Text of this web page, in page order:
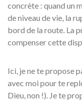
concrète : quand un
de niveau de vie, la
bord de la route. La
compenser cette
Ici, je ne te propose
avec moi pour te
Dieu, non !). Je te